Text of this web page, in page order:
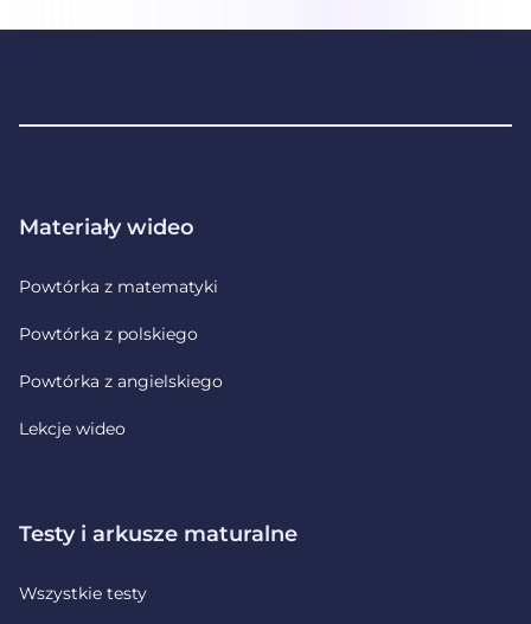
Materiały wideo
Powtórka z matematyki
Powtórka z polskiego
Powtórka z angielskiego
Lekcje wideo
Testy i arkusze maturalne
Wszystkie testy